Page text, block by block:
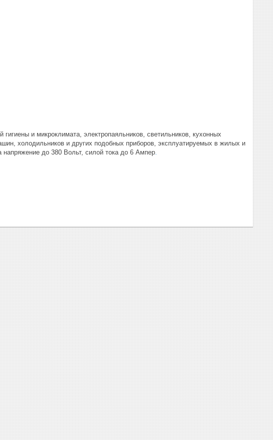
и микроклимата, электропаяльников, светильников, кухонных
холодильников и других подобных приборов, эксплуатируемых в жилых и
до 380 Вольт, силой тока до 6 Ампер.